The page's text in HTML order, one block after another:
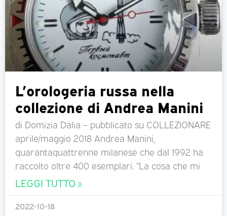
L’orologeria russa nella
collezione di Andrea Manini
di Domizia Dalia – pubblicato su COLLEZIONARE
aprile/maggio 2018 Andrea Manini,
quarantaquattrenne milanese che dal 1992 ha
raccolto oltre 400 esemplari. “La cosa che mi
LEGGI TUTTO »
2022-10-18